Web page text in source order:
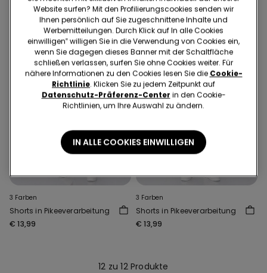
3 Farben
Shorts in Pikeeverarbeitung
€ 13,99
3 Farben
Shorts in Pikeeverarbeitung
€ 13,99
12 zu 12 Produkte
Website surfen? Mit den Profilierungscookies senden wir
Ihnen persönlich auf Sie zugeschnittene Inhalte und
Werbemitteilungen. Durch Klick auf In alle Cookies
einwilligen‟ willigen Sie in die Verwendung von Cookies ein,
wenn Sie dagegen dieses Banner mit der Schaltfläche
schließen verlassen, surfen Sie ohne Cookies weiter. Für
nähere Informationen zu den Cookies lesen Sie die Cookie-
Richtlinie. Klicken Sie zu jedem Zeitpunkt auf
Datenschutz-Präferenz-Center in den Cookie-
Richtlinien, um Ihre Auswahl zu ändern.
IN ALLE COOKIES EINWILLIGEN